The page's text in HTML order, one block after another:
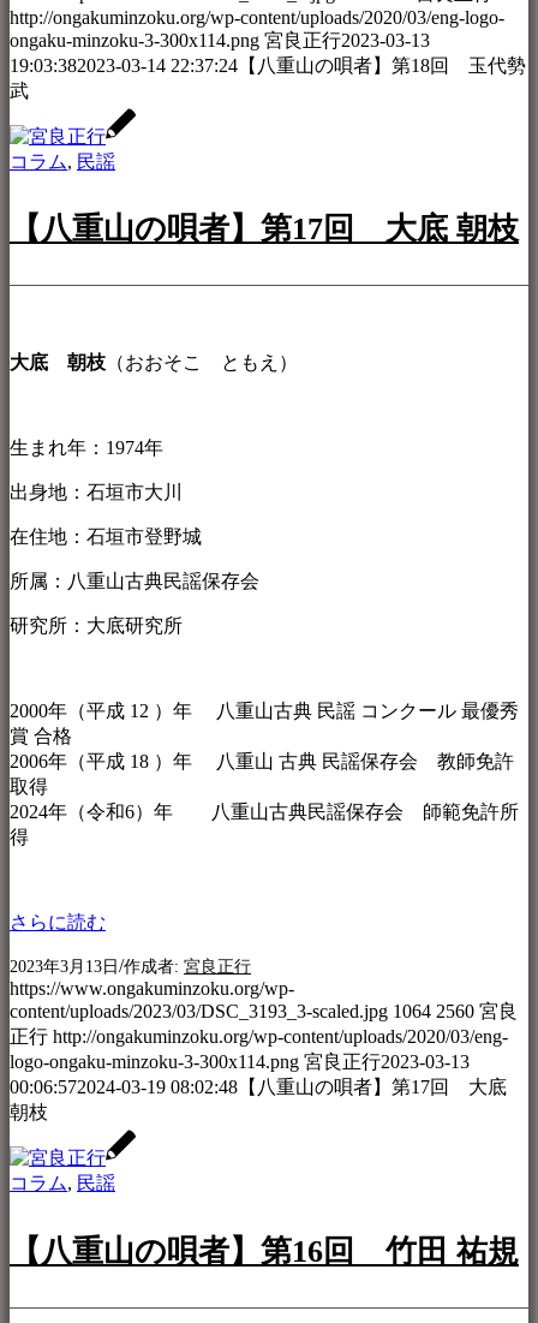
http://ongakuminzoku.org/wp-content/uploads/2020/03/eng-logo-
ongaku-minzoku-3-300x114.png 宮良正行2023-03-13
19:03:382023-03-14 22:37:24 【八重山の唄者】第18回 玉代勢
武
コラム, 民謡
【八重山の唄者】第17回 大底 朝枝
大底 朝枝 （おおそこ ともえ）
生まれ年：1974年
出身地：石垣市大川
在住地：石垣市登野城
所属：八重山古典民謡保存会
研究所：大底研究所
2000年（平成 12 ）年 八重山古典 民謡 コンクール 最優秀
賞 合格
2006年（平成 18 ）年 八重山 古典 民謡保存会 教師免許
取得
2024年（令和6）年 八重山古典民謡保存会 師範免許所
得
さらに読む
2023年3月13日 /作成者: 宮良正行
https://www.ongakuminzoku.org/wp-
content/uploads/2023/03/DSC_3193_3-scaled.jpg 1064 2560 宮良
正行 http://ongakuminzoku.org/wp-content/uploads/2020/03/eng-
logo-ongaku-minzoku-3-300x114.png 宮良正行2023-03-13
00:06:572024-03-19 08:02:48 【八重山の唄者】第17回 大底
朝枝
コラム, 民謡
【八重山の唄者】第16回 竹田 祐規